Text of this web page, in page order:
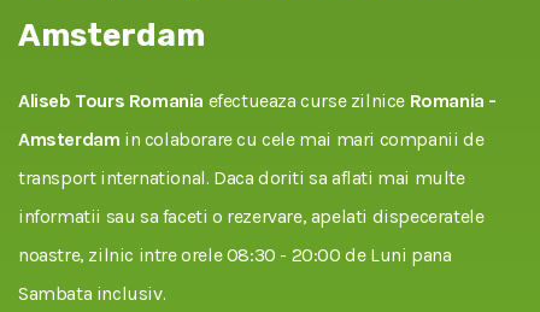
Amsterdam
Aliseb Tours Romania efectueaza curse zilnice Romania -
Amsterdam in colaborare cu cele mai mari companii de
transport international. Daca doriti sa aflati mai multe
informatii sau sa faceti o rezervare, apelati dispeceratele
noastre, zilnic intre orele 08:30 - 20:00 de Luni pana
Sambata inclusiv.